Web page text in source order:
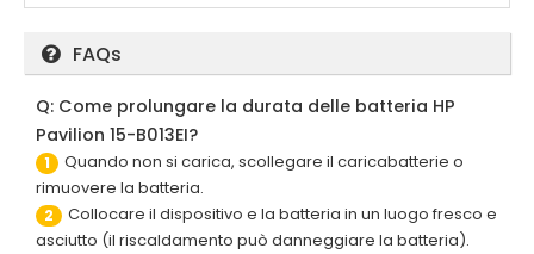
FAQs
Q: Come prolungare la durata delle batteria HP
Pavilion 15-B013EI?
1
Quando non si carica, scollegare il caricabatterie o
rimuovere la batteria.
2
Collocare il dispositivo e la batteria in un luogo fresco e
asciutto (il riscaldamento può danneggiare la batteria).